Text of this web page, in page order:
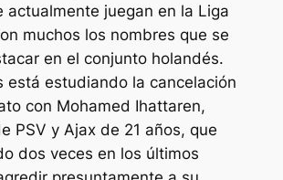
actualmente juegan en la Liga
muchos los nombres que se
en el conjunto holandés.
está estudiando la cancelación
con Mohamed Ihattaren,
PSV y Ajax de 21 años, que
dos veces en los últimos